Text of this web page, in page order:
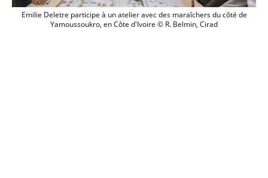
Emilie Deletre participe à un atelier
Emilie Deletre participe à un atelier avec des maraîchers du côté de
Yamoussoukro, en Côte d'Ivoire © R. Belmin, Cirad